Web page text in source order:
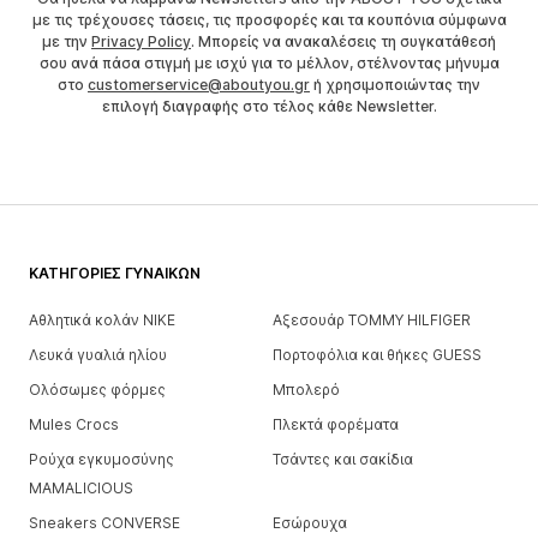
με τις τρέχουσες τάσεις, τις προσφορές και τα κουπόνια σύμφωνα
με την Privacy Policy. Μπορείς να ανακαλέσεις τη συγκατάθεσή
σου ανά πάσα στιγμή με ισχύ για το μέλλον, στέλνοντας μήνυμα
στο customerservice@aboutyou.gr ή χρησιμοποιώντας την
επιλογή διαγραφής στο τέλος κάθε Newsletter.
ΚΑΤΗΓΟΡΊΕΣ ΓΥΝΑΙΚΏΝ
Αθλητικά κολάν NIKE
Αξεσουάρ TOMMY HILFIGER
Λευκά γυαλιά ηλίου
Πορτοφόλια και θήκες GUESS
Ολόσωμες φόρμες
Μπολερό
Mules Crocs
Πλεκτά φορέματα
Ρούχα εγκυμοσύνης
MAMALICIOUS
Τσάντες και σακίδια
Sneakers CONVERSE
Εσώρουχα